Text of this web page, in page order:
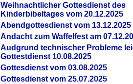
Weihnachtlicher Gottesdienst des
Kinderbibeltages vom 20.12.2025
Abendgottesdienst vom 13.12.2025
Andacht zum Waffelfest am
Audgrund technischer Probleme
Gottestdienst 10.08.2025
Gottesdienst vom 03.08.2025
Gottesdienst vom 25.07.2025